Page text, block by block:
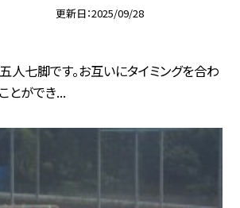
更新日 2025/09/28
人七脚です。お互いにタイミングを合わ
とができ...